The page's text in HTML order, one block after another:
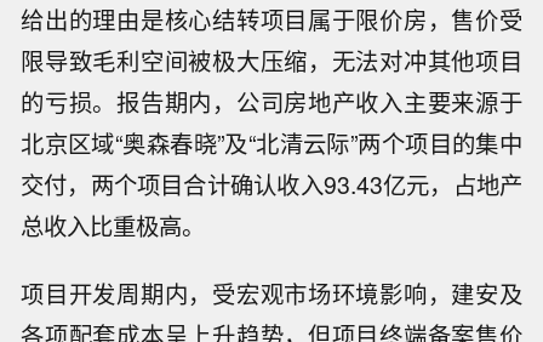
给出的理由是核心结转项目属于限价房，售价受
限导致毛利空间被极大压缩，无法对冲其他项目
的亏损。报告期内，公司房地产收入主要来源于
北京区域“奥森春晓”及“北清云际”两个项目的集中
交付，两个项目合计确认收入93.43亿元，占地产
总收入比重极高。
项目开发周期内，受宏观市场环境影响，建安及
各项配套成本呈上升趋势，但项目终端备案售价